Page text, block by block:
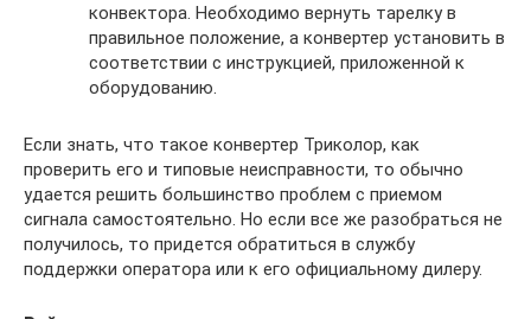
конвектора. Необходимо вернуть тарелку в
правильное положение, а конвертер установить в
соответствии с инструкцией, приложенной к
оборудованию.
Если знать, что такое конвертер Триколор, как
проверить его и типовые неисправности, то обычно
удается решить большинство проблем с приемом
сигнала самостоятельно. Но если все же разобраться не
получилось, то придется обратиться в службу
поддержки оператора или к его официальному дилеру.